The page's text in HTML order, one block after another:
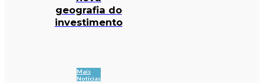
geografia do
investimento
Mais
Notícias